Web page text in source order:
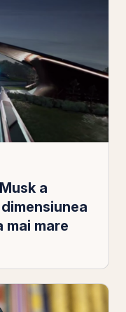
a
mai mare